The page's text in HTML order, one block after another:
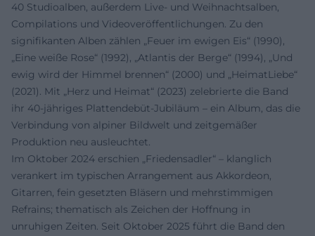
40 Studioalben, außerdem Live- und Weihnachtsalben,
Compilations und Videoveröffentlichungen. Zu den
signifikanten Alben zählen „Feuer im ewigen Eis“ (1990),
„Eine weiße Rose“ (1992), „Atlantis der Berge“ (1994), „Und
ewig wird der Himmel brennen“ (2000) und „HeimatLiebe“
(2021). Mit „Herz und Heimat“ (2023) zelebrierte die Band
ihr 40-jähriges Plattendebüt-Jubiläum – ein Album, das die
Verbindung von alpiner Bildwelt und zeitgemäßer
Produktion neu ausleuchtet.
Im Oktober 2024 erschien „Friedensadler“ – klanglich
verankert im typischen Arrangement aus Akkordeon,
Gitarren, fein gesetzten Bläsern und mehrstimmigen
Refrains; thematisch als Zeichen der Hoffnung in
unruhigen Zeiten. Seit Oktober 2025 führt die Band den